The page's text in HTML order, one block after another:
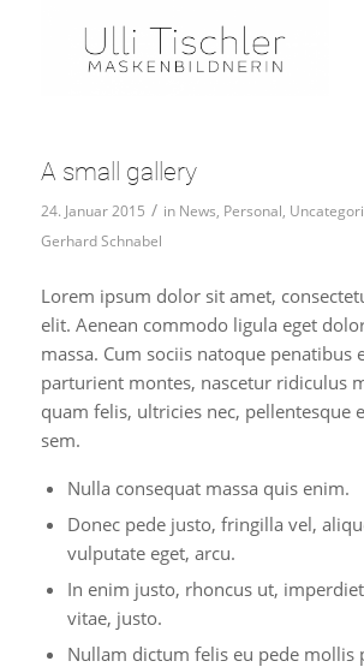
A small gallery
24. Januar 2015 / in News, Personal,
Gerhard Schnabel
Lorem ipsum dolor sit amet,
elit. Aenean commodo ligula eget
massa. Cum sociis natoque penatibus
parturient montes, nascetur ridiculus
quam felis, ultricies nec, pellentesque
sem.
Nulla consequat massa quis enim.
Donec pede justo, fringilla vel,
vulputate eget, arcu.
In enim justo, rhoncus ut,
vitae, justo.
Nullam dictum felis eu pede mollis